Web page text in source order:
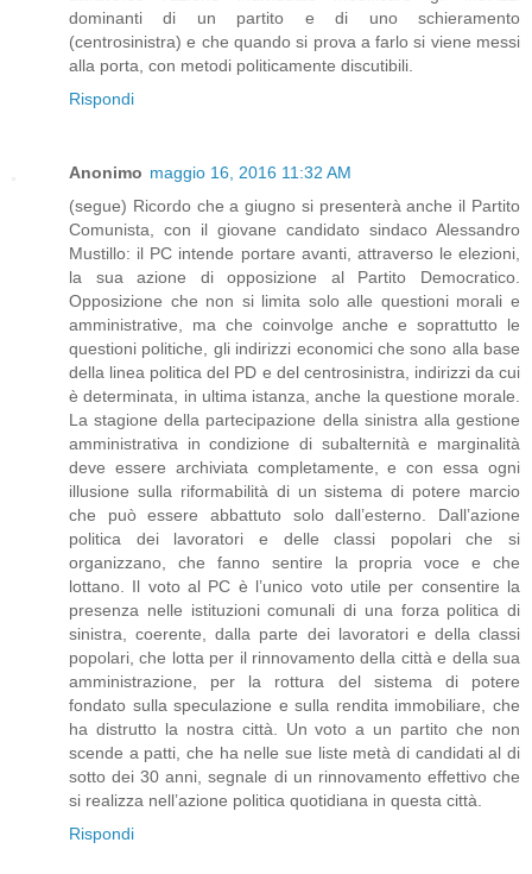
dominanti di un partito e di uno schieramento
(centrosinistra) e che quando si prova a farlo si viene messi
alla porta, con metodi politicamente discutibili.
Rispondi
Anonimo maggio 16, 2016 11:32 AM
(segue) Ricordo che a giugno si presenterà anche il Partito
Comunista, con il giovane candidato sindaco Alessandro
Mustillo: il PC intende portare avanti, attraverso le elezioni,
la sua azione di opposizione al Partito Democratico.
Opposizione che non si limita solo alle questioni morali e
amministrative, ma che coinvolge anche e soprattutto le
questioni politiche, gli indirizzi economici che sono alla base
della linea politica del PD e del centrosinistra, indirizzi da cui
è determinata, in ultima istanza, anche la questione morale.
La stagione della partecipazione della sinistra alla gestione
amministrativa in condizione di subalternità e marginalità
deve essere archiviata completamente, e con essa ogni
illusione sulla riformabilità di un sistema di potere marcio
che può essere abbattuto solo dall’esterno. Dall’azione
politica dei lavoratori e delle classi popolari che si
organizzano, che fanno sentire la propria voce e che
lottano. Il voto al PC è l’unico voto utile per consentire la
presenza nelle istituzioni comunali di una forza politica di
sinistra, coerente, dalla parte dei lavoratori e della classi
popolari, che lotta per il rinnovamento della città e della sua
amministrazione, per la rottura del sistema di potere
fondato sulla speculazione e sulla rendita immobiliare, che
ha distrutto la nostra città. Un voto a un partito che non
scende a patti, che ha nelle sue liste metà di candidati al di
sotto dei 30 anni, segnale di un rinnovamento effettivo che
si realizza nell’azione politica quotidiana in questa città.
Rispondi